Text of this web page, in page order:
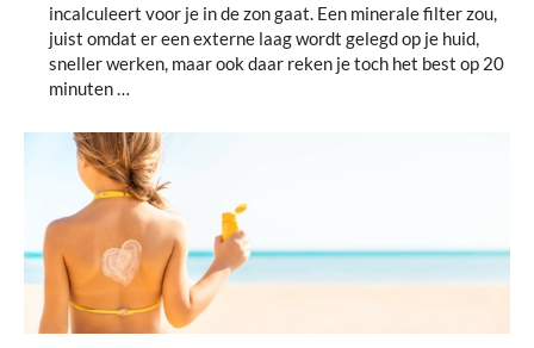
incalculeert voor je in de zon gaat. Een minerale filter zou,
juist omdat er een externe laag wordt gelegd op je huid,
sneller werken, maar ook daar reken je toch het best op 20
minuten …